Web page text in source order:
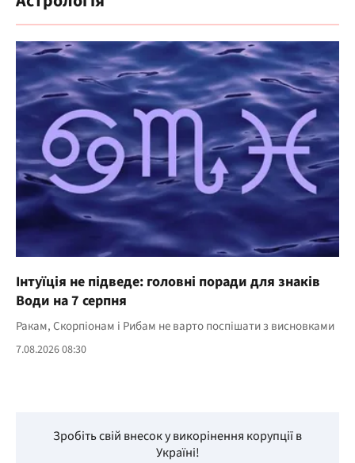
Інтуїція не підведе: головні поради для знаків
Води на 7 серпня
Ракам, Скорпіонам і Рибам не варто поспішати з висновками
7.08.2026 08:30
Зробіть свій внесок у викорінення корупції в
Україні!